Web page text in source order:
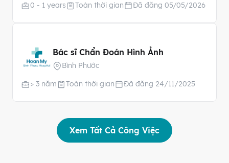
0 - 1 years
Toàn thời gian Đã đăng 05/05/2026
Bác sĩ Chẩn Đoán Hình Ảnh
Bình Phước
> 3 năm
Toàn thời gian Đã đăng 24/11/2025
Xem Tất Cả Công Việc